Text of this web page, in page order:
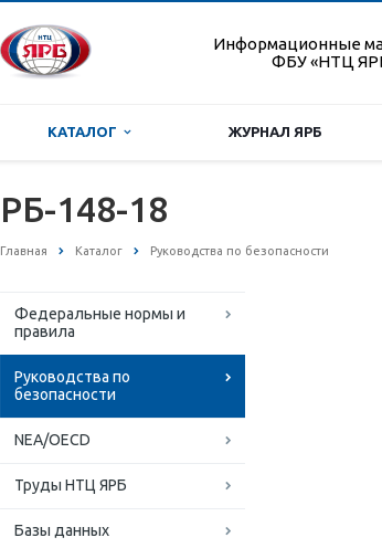
Информационные
ФБУ «НТЦ
КАТАЛОГ ЖУРНАЛ ЯРБ
РБ-148-18
Главная Каталог Руководства по безопасности
Федеральные нормы и
правила
Руководства по
безопасности
NEA/OECD
Труды НТЦ ЯРБ
Базы данных